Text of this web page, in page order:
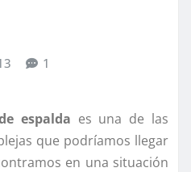
1
espalda es una de las
que podríamos llegar
en una situación